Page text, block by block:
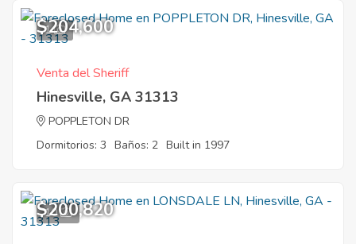
1
$204,600
Venta del Sheriff
Hinesville, GA 31313
POPPLETON DR
Dormitorios: 3 Baños: 2 Built in 1997
10
$200,820